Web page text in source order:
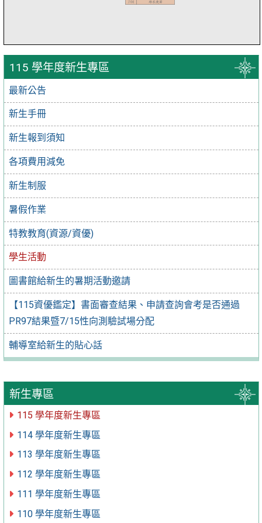
115 學年度新生專區
最新公告
新生手冊
新生報到須知
各項費用減免
新生制服
暑假作業
特教教育(資源/資優)
學生活動
圖書館給新生的暑期活動邀請
【115資優鑑定】書面審查結果、申請查詢會考是否通過
PR97結果暨7/15性向測驗試場分配
輔導室給新生的貼心話
新生專區
115 學年度新生專區
114 學年度新生專區
113 學年度新生專區
112 學年度新生專區
111 學年度新生專區
110 學年度新生專區